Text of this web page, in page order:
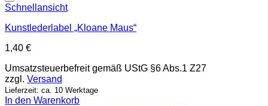
Schnellansicht
Kunstlederlabel „Kloane Maus“
1,40 €
Umsatzsteuerbefreit gemäß UStG §6 Abs.1 Z27
zzgl. Versand
Lieferzeit: ca. 10 Werktage
In den Warenkorb